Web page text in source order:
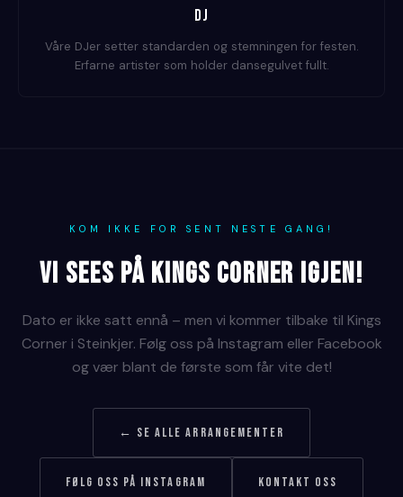
DJ
Våre DJer setter standarden og stemningen for festen.
Erfarne artister som holder dansegulvet fullt.
KOM IKKE FOR SENT NESTE GANG!
VI SEES PÅ KINGS CORNER IGJEN!
Dato er ikke satt ennå – men vi kommer tilbake til Kings
Corner i Steinkjer. Følg oss på Instagram eller Facebook
og vær blant de første som får vite det!
← Se alle arrangementer
Følg oss på Instagram Kontakt oss